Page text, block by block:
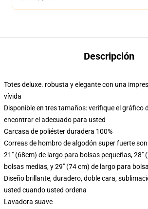
Descripción
Totes deluxe. robusta y elegante con una
vívida
Disponible en tres tamaños: verifique el gráfico
encontrar el adecuado para usted
Carcasa de poliéster duradera 100%
Correas de hombro de algodón super fuerte
21" (68cm) de largo para bolsas pequeñas, 28"
bolsas medias, y 29" (74 cm) de largo para
Diseño brillante, duradero, doble cara,
usted cuando usted ordena
Lavadora suave